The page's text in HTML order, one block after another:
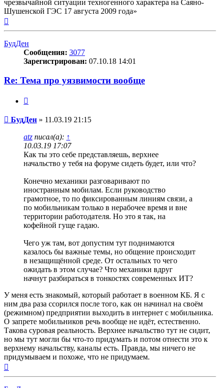
чрезвычайной ситуации техногенного характера на Саяно-
Шушенской ГЭС 17 августа 2009 года»
к
БудДен
Сообщения: 3077
Зарегистрирован: 07.10.18 14:01
Re: Тема про уязвимости вообще
Сообщение
БудДен » 11.03.19 21:15
atz писал(а): ↑
10.03.19 17:07
Как ты это себе представляешь, верхнее
начальство у тебя на форуме сидеть будет, или что?
Конечно механики разговаривают по
иностранным мобилам. Если руководство
грамотное, то по фиксированным линиям связи, а
по мобильникам только в нерабочее время и вне
территории работодателя. Но это я так, на
кофейной гуще гадаю.
Чего уж там, вот допустим тут поднимаются
казалось бы важные темы, но общение происходит
в незащищённой среде. От остальных то чего
ожидать в этом случае? Что механики вдруг
начнут разбираться в тонкостях современных ИТ?
У меня есть знакомый, который работает в военном КБ. Я с
ним два раза ссорился после того, как он начинал на своём
(режимном) предприятии выходить в интернет с мобильника.
О запрете мобильников речь вообще не идёт, естественно.
Такова суровая реальность. Верхнее начальство тут не сидит,
но мы тут могли бы что-то придумать и потом отнести это к
верхнему начальству, каналы есть. Правда, мы ничего не
придумываем и похоже, что не придумаем.